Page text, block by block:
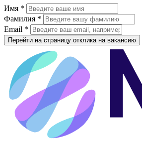
Имя *
Фамилия *
Email *
Перейти на страницу отклика на вакансию